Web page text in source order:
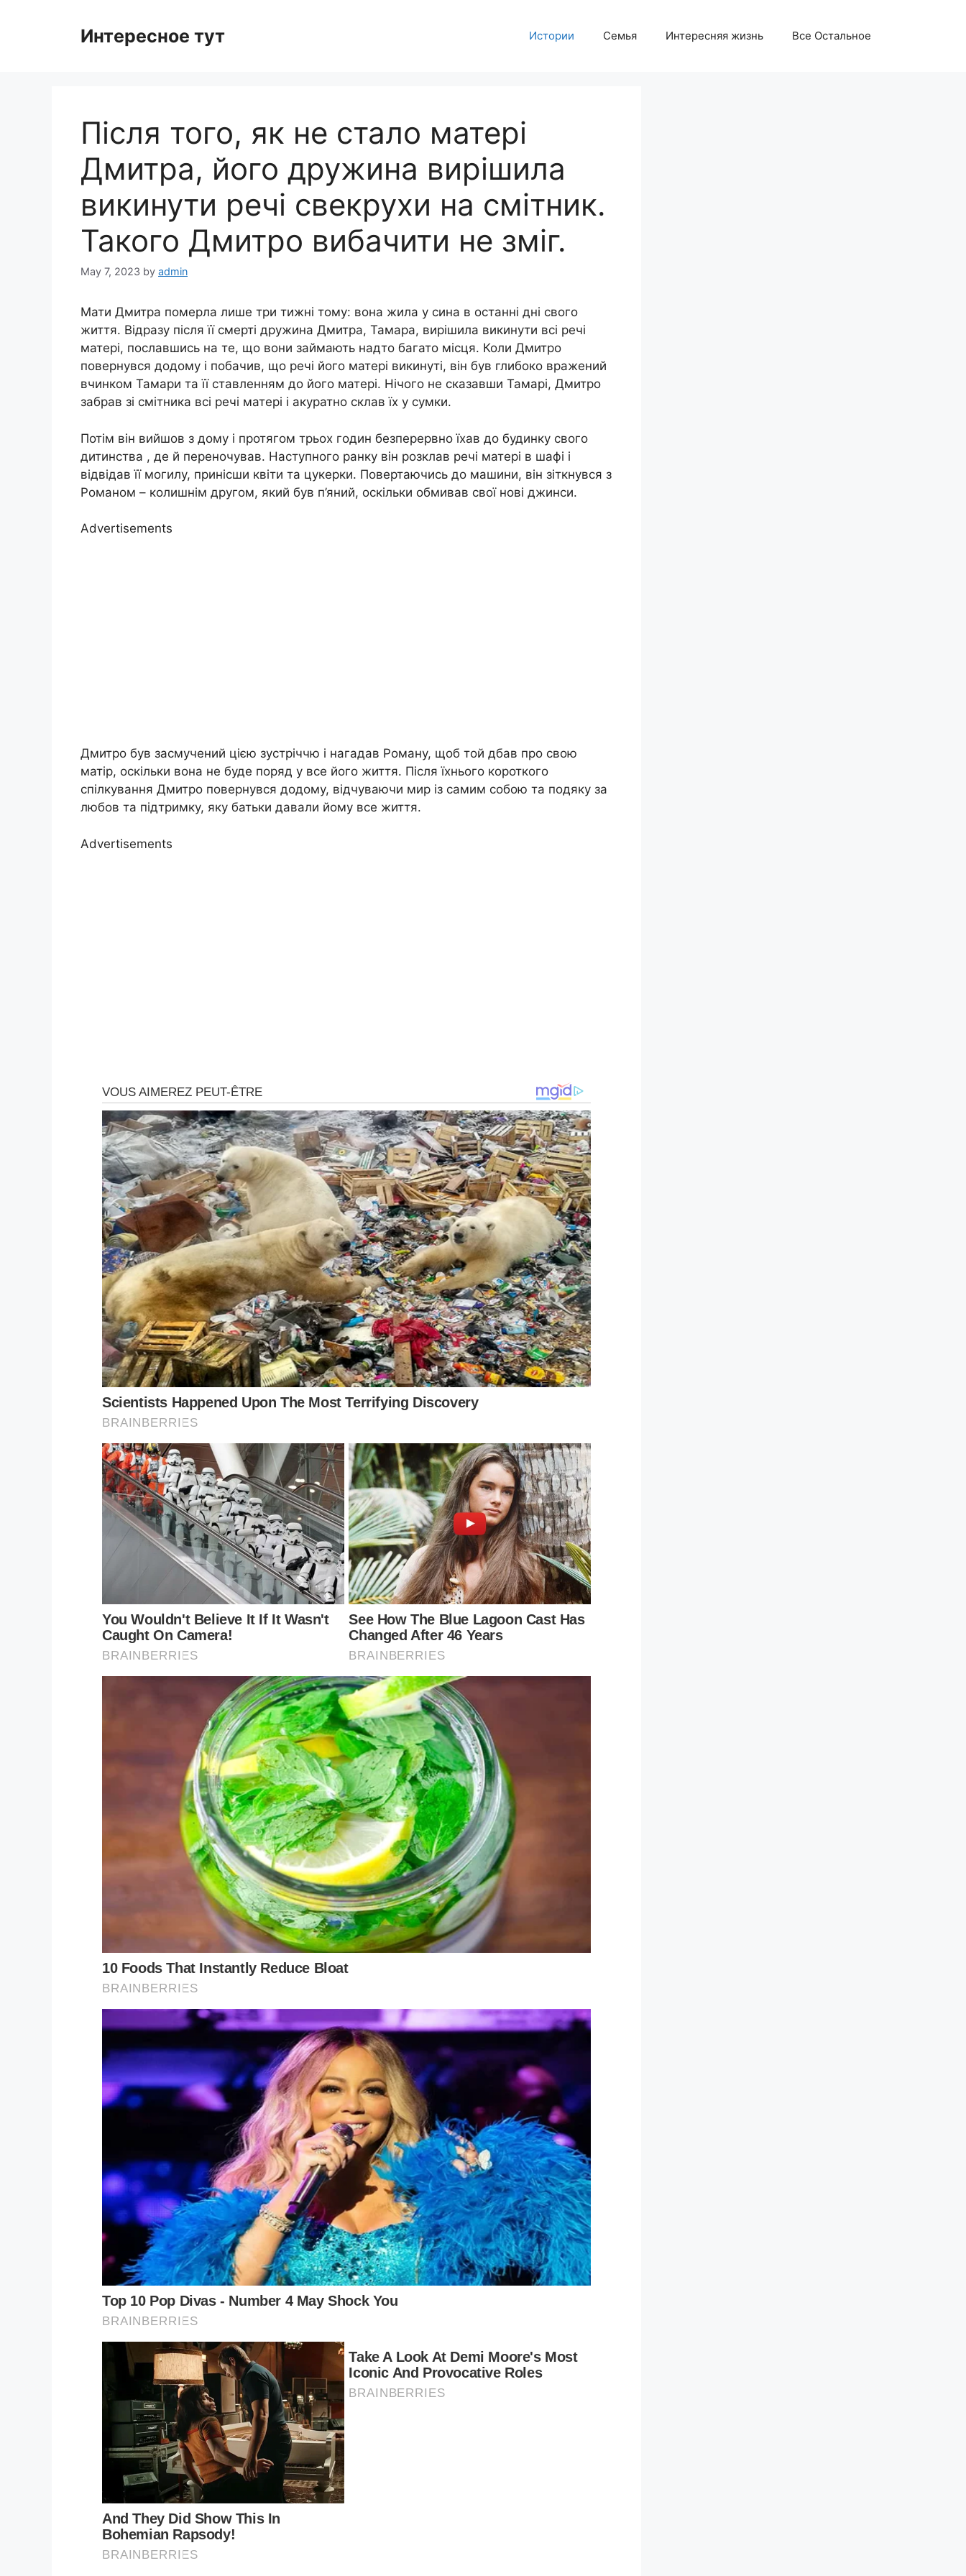
Интересное тут Истории Семья Интересняя жизнь Все Остальное
Після того, як не стало матері
Дмитра, його дружина вирішила
викинути речі свекрухи на смітник.
Такого Дмитро вибачити не зміг.
May 7, 2023 by admin
Мати Дмитра померла лише три тижні тому: вона жила у сина в останні дні свого
життя. Відразу після її смерті дружина Дмитра, Тамара, вирішила викинути всі речі
матері, пославшись на те, що вони займають надто багато місця. Коли Дмитро
повернувся додому і побачив, що речі його матері викинуті, він був глибоко вражений
вчинком Тамари та її ставленням до його матері. Нічого не сказавши Тамарі, Дмитро
забрав зі смітника всі речі матері і акуратно склав їх у сумки.
Потім він вийшов з дому і протягом трьох годин безперервно їхав до будинку свого
дитинства , де й переночував. Наступного ранку він розклав речі матері в шафі і
відвідав її могилу, принісши квіти та цукерки. Повертаючись до машини, він зіткнувся з
Романом – колишнім другом, який був п’яний, оскільки обмивав свої нові джинси.
Advertisements
Дмитро був засмучений цією зустріччю і нагадав Роману, щоб той дбав про свою
матір, оскільки вона не буде поряд у все його життя. Після їхнього короткого
спілкування Дмитро повернувся додому, відчуваючи мир із самим собою та подяку за
любов та підтримку, яку батьки давали йому все життя.
Advertisements